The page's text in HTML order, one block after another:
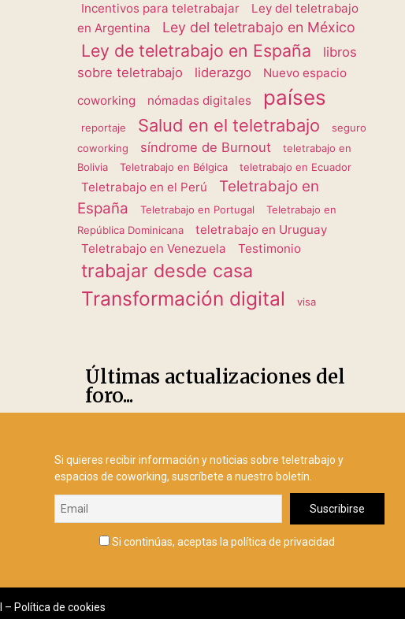
Incentivos para teletrabajar
Ley del teletrabajo
en Argentina
Ley del teletrabajo en México
Ley de teletrabajo en España
libros
sobre teletrabajo
liderazgo
Nuevo espacio
coworking
nómadas digitales países
reportaje Salud en el teletrabajo
seguro
coworking
síndrome de Burnout
teletrabajo en
Bolivia
Teletrabajo en Bélgica teletrabajo en Ecuador
Teletrabajo en el Perú
Teletrabajo en
España
Teletrabajo en Portugal
Teletrabajo en
República Dominicana
teletrabajo en Uruguay
Teletrabajo en Venezuela
Testimonio
trabajar desde casa
Transformación digital visa
Últimas actualizaciones del
foro...
Si quieres recibir información y noticias sobre teletrabajo y
espacios de coworking, suscríbete a nuestro boletín.
Si continúas, aceptas la política de privacidad
– Política de cookies